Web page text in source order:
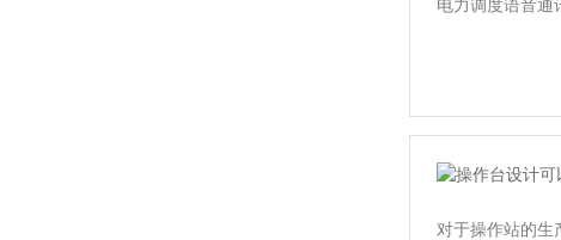
电力调度语音
对于操作站的生